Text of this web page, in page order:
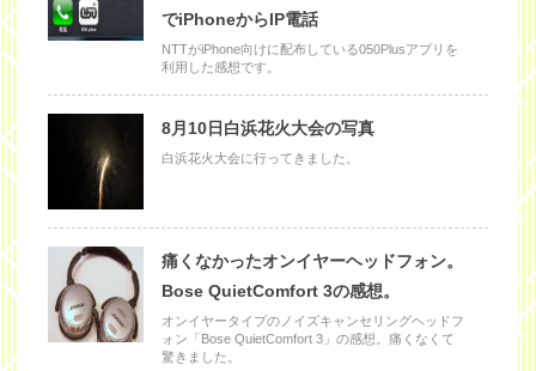
でiPhoneからIP電話
NTTがiPhone向けに配布している050Plusアプリを
利用した感想です。
8月10日白浜花火大会の写真
白浜花火大会に行ってきました。
痛くなかったオンイヤーヘッドフォン。
Bose QuietComfort 3の感想。
オンイヤータイプのノイズキャンセリングヘッドフ
ォン「Bose QuietComfort 3」の感想。痛くなくて
驚きました。